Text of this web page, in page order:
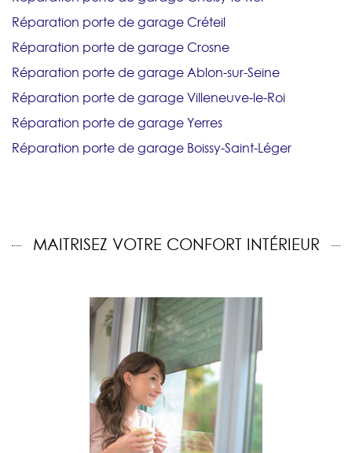
Réparation porte de garage Créteil
Réparation porte de garage Crosne
Réparation porte de garage Ablon-sur-Seine
Réparation porte de garage Villeneuve-le-Roi
Réparation porte de garage Yerres
Réparation porte de garage Boissy-Saint-Léger
MAITRISEZ VOTRE CONFORT INTÉRIEUR